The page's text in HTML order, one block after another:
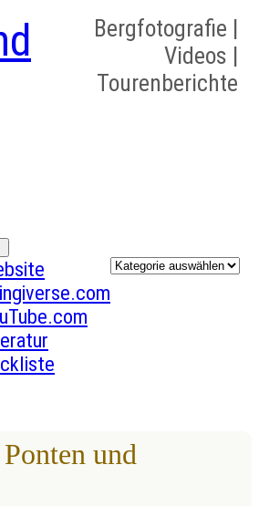
Bergfotografie |
Videos |
Tourenberichte
Kategorien
und